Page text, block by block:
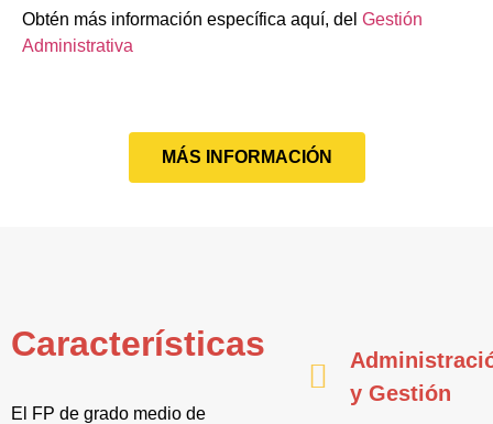
Obtén más información específica aquí, del Gestión
Administrativa
MÁS INFORMACIÓN
Características
El FP de grado medio de
y Gestión